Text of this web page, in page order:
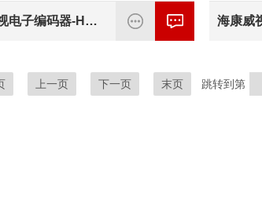
海康威视电子编码器-HK-BMQ-4020
上一页 下一页 末页 跳转到第